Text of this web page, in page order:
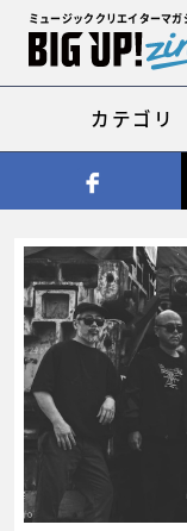
ミュージッククリエイターマガ
カテゴリ